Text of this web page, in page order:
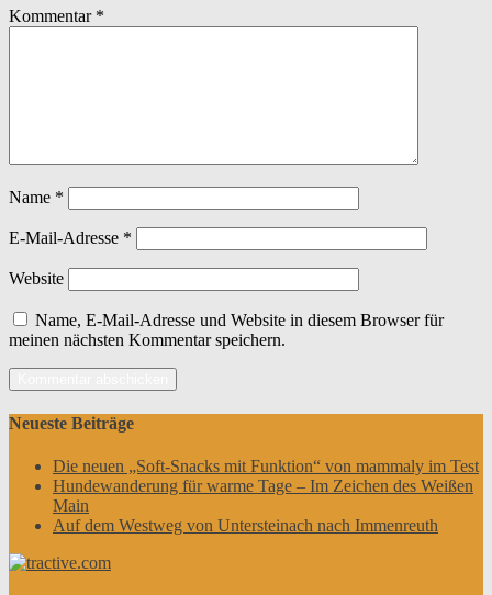
Kommentar *
Name *
E-Mail-Adresse *
Website
Name, E-Mail-Adresse und Website in diesem Browser für
meinen nächsten Kommentar speichern.
Neueste Beiträge
Die neuen „Soft-Snacks mit Funktion“ von mammaly im Test
Hundewanderung für warme Tage – Im Zeichen des Weißen
Main
Auf dem Westweg von Untersteinach nach Immenreuth